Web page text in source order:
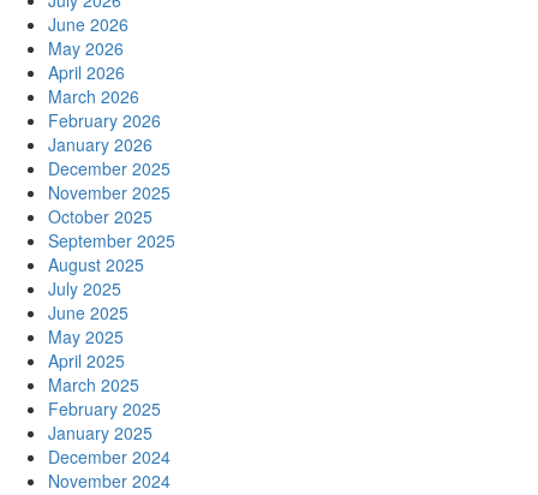
June 2026
May 2026
April 2026
March 2026
February 2026
January 2026
December 2025
November 2025
October 2025
September 2025
August 2025
July 2025
June 2025
May 2025
April 2025
March 2025
February 2025
January 2025
December 2024
November 2024